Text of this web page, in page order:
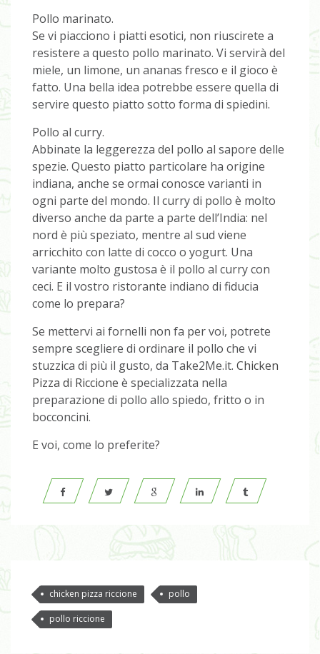
Pollo marinato.
Se vi piacciono i piatti esotici, non riuscirete a
resistere a questo pollo marinato. Vi servirà del
miele, un limone, un ananas fresco e il gioco è
fatto. Una bella idea potrebbe essere quella di
servire questo piatto sotto forma di spiedini.
Pollo al curry.
Abbinate la leggerezza del pollo al sapore delle
spezie. Questo piatto particolare ha origine
indiana, anche se ormai conosce varianti in
ogni parte del mondo. Il curry di pollo è molto
diverso anche da parte a parte dell’India: nel
nord è più speziato, mentre al sud viene
arricchito con latte di cocco o yogurt. Una
variante molto gustosa è il pollo al curry con
ceci. E il vostro ristorante indiano di fiducia
come lo prepara?
Se mettervi ai fornelli non fa per voi, potrete
sempre scegliere di ordinare il pollo che vi
stuzzica di più il gusto, da Take2Me.it. Chicken
Pizza di Riccione è specializzata nella
preparazione di pollo allo spiedo, fritto o in
bocconcini.
E voi, come lo preferite?
chicken pizza riccione pollo
pollo riccione